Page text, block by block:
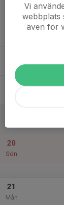
20
Sön
21
Mån
Vi
webbplats
även för